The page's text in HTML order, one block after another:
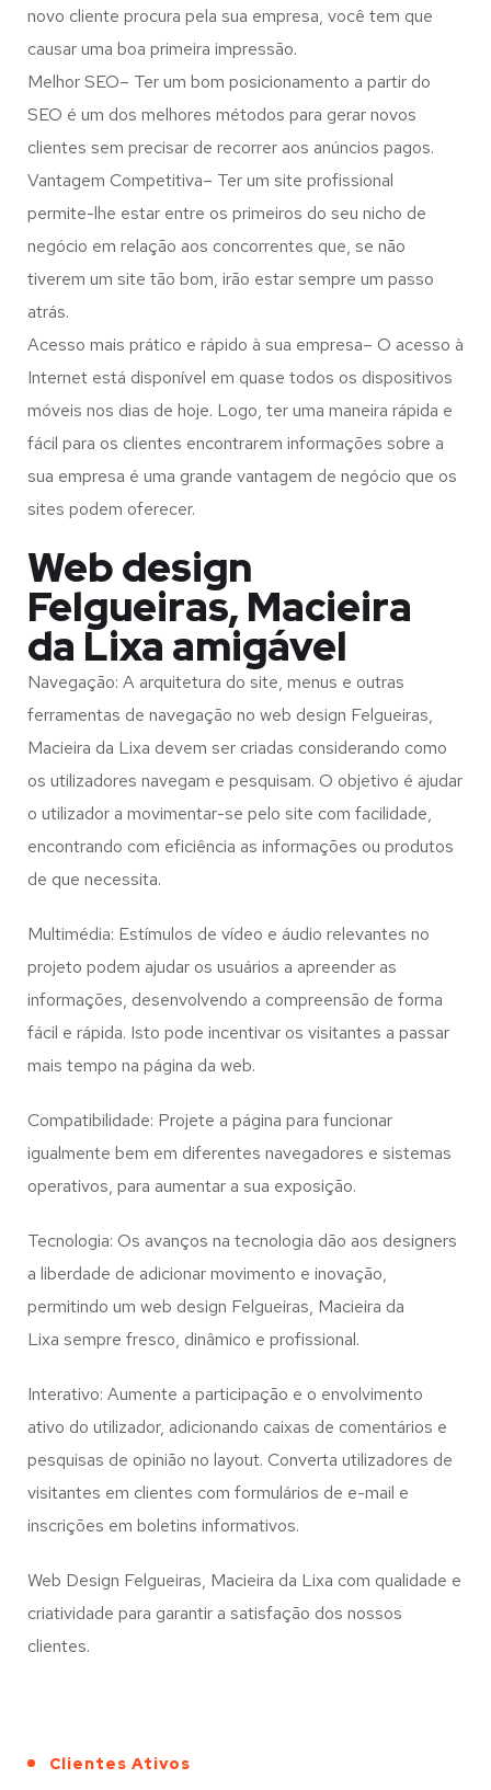
novo cliente procura pela sua empresa, você tem que
causar uma boa primeira impressão.
Melhor SEO– Ter um bom posicionamento a partir do
SEO é um dos melhores métodos para gerar novos
clientes sem precisar de recorrer aos anúncios pagos.
Vantagem Competitiva– Ter um site profissional
permite-lhe estar entre os primeiros do seu nicho de
negócio em relação aos concorrentes que, se não
tiverem um site tão bom, irão estar sempre um passo
atrás.
Acesso mais prático e rápido à sua empresa– O acesso à
Internet está disponível em quase todos os dispositivos
móveis nos dias de hoje. Logo, ter uma maneira rápida e
fácil para os clientes encontrarem informações sobre a
sua empresa é uma grande vantagem de negócio que os
sites podem oferecer.
Web design
Felgueiras, Macieira
da Lixa amigável
Navegação: A arquitetura do site, menus e outras
ferramentas de navegação no web design Felgueiras,
Macieira da Lixa devem ser criadas considerando como
os utilizadores navegam e pesquisam. O objetivo é ajudar
o utilizador a movimentar-se pelo site com facilidade,
encontrando com eficiência as informações ou produtos
de que necessita.
Multimédia: Estímulos de vídeo e áudio relevantes no
projeto podem ajudar os usuários a apreender as
informações, desenvolvendo a compreensão de forma
fácil e rápida. Isto pode incentivar os visitantes a passar
mais tempo na página da web.
Compatibilidade: Projete a página para funcionar
igualmente bem em diferentes navegadores e sistemas
operativos, para aumentar a sua exposição.
Tecnologia: Os avanços na tecnologia dão aos designers
a liberdade de adicionar movimento e inovação,
permitindo um web design Felgueiras, Macieira da
Lixa sempre fresco, dinâmico e profissional.
Interativo: Aumente a participação e o envolvimento
ativo do utilizador, adicionando caixas de comentários e
pesquisas de opinião no layout. Converta utilizadores de
visitantes em clientes com formulários de e-mail e
inscrições em boletins informativos.
Web Design Felgueiras, Macieira da Lixa com qualidade e
criatividade para garantir a satisfação dos nossos
clientes.
Clientes Ativos